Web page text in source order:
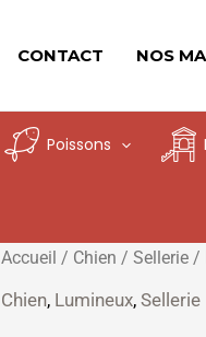
CONTACT NOS
Poissons
Accueil / Chien / Sellerie /
Chien, Lumineux, Sellerie
quantité
de